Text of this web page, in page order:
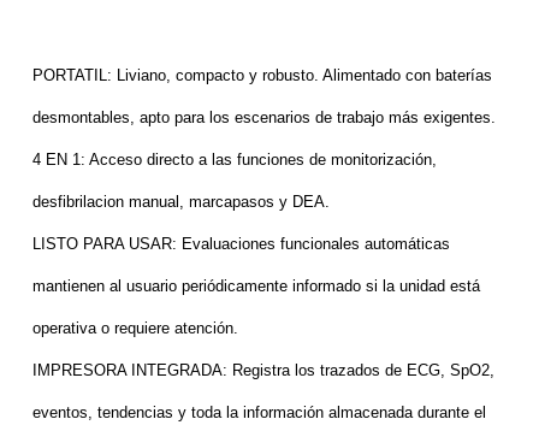
PORTATIL: Liviano, compacto y robusto. Alimentado con baterías
desmontables, apto para los escenarios de trabajo más exigentes.
4 EN 1: Acceso directo a las funciones de monitorización,
desfibrilacion manual, marcapasos y DEA.
LISTO PARA USAR: Evaluaciones funcionales automáticas
mantienen al usuario periódicamente informado si la unidad está
operativa o requiere atención.
IMPRESORA INTEGRADA: Registra los trazados de ECG, SpO2,
eventos, tendencias y toda la información almacenada durante el